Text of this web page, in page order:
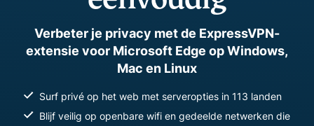
Verbeter je privacy met de ExpressVPN-
extensie voor Microsoft Edge op Windows,
Mac en Linux
Surf privé op het web met serveropties in 113 landen
Blijf veilig op openbare wifi en gedeelde netwerken die